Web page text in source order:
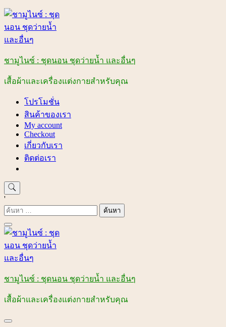
Skip
content
ชามูไนซ์ : ชุดนอน ชุดว่ายน้ำ และอื่นๆ
เสื้อผ้าและเครื่องแต่งกายสำหรับคุณ
โปรโมชั่น
สินค้าของเรา
My account
Checkout
เกี่ยวกับเรา
ติดต่อเรา
'
ค้นหา
สำหรับ:
ชามูไนซ์ : ชุดนอน ชุดว่ายน้ำ และอื่นๆ
เสื้อผ้าและเครื่องแต่งกายสำหรับคุณ